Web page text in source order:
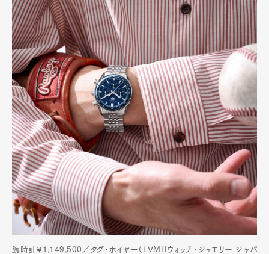
腕時計¥1,149,500／タグ・ホイヤー（LVMHウォッチ・ジュエリー ジャパ